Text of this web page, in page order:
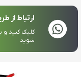
ارتباط از
کلیک کنید
شوید